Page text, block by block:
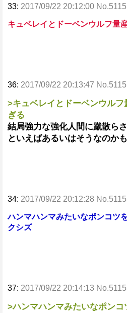
33: 2017/09/22 20:12:00
キュベレイとドーベンウルフ量
36: 2017/09/22 20:13:47
>キュベレイとドーベンウル
ぎる
結局強力な強化人間に蹴散ら
といえばあるいはそうなのか
34: 2017/09/22 20:12:28
ハンマハンマみたいなポンコツ
クシズ
37: 2017/09/22 20:14:13
>ハンマハンマみたいなポン